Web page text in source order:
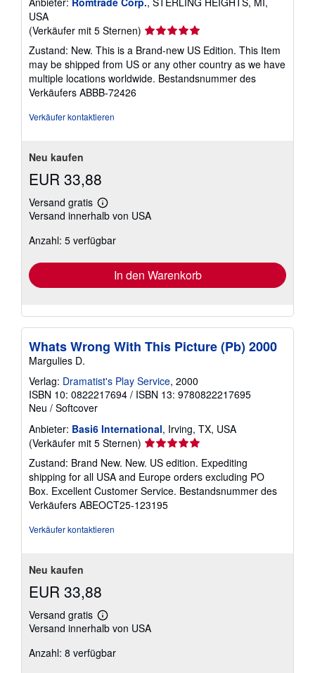
USA
(Verkäufer mit 5 Sternen) Verkäuferbewertung
von
5
Sternen
Zustand: New. This is a Brand-new US Edition. This Item
may be shipped from US or any other country as we have
multiple locations worldwide. Bestandsnummer des
Verkäufers ABBB-72426
Verkäufer kontaktieren
Neu kaufen
EUR 33,88
Versand gratis
Weitere
Informationen
Versandkosten
Versand innerhalb von USA
Anzahl: 5 verfügbar
In den Warenkorb
Whats Wrong With This Picture (Pb) 2000
Margulies D.
Verlag: Dramatist's Play Service, 2000
ISBN 10: 0822217694 / ISBN 13: 9780822217695
Neu / Softcover
Anbieter: Basi6 International, Irving, TX, USA
(Verkäufer mit 5 Sternen) Verkäuferbewertung
von
5
Sternen
Zustand: Brand New. New. US edition. Expediting
shipping for all USA and Europe orders excluding PO
Box. Excellent Customer Service. Bestandsnummer des
Verkäufers ABEOCT25-123195
Verkäufer kontaktieren
Neu kaufen
EUR 33,88
Versand gratis
Weitere
Informationen
Versandkosten
Versand innerhalb von USA
Anzahl: 8 verfügbar